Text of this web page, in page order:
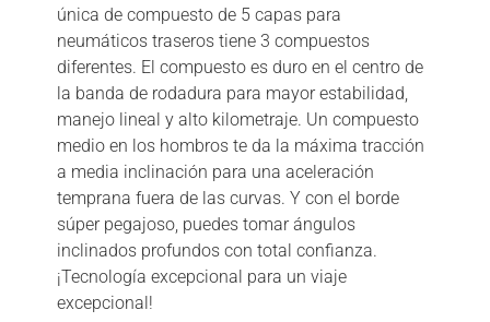
única de compuesto de 5 capas para
neumáticos traseros tiene 3 compuestos
diferentes. El compuesto es duro en el centro de
la banda de rodadura para mayor estabilidad,
manejo lineal y alto kilometraje. Un compuesto
medio en los hombros te da la máxima tracción
a media inclinación para una aceleración
temprana fuera de las curvas. Y con el borde
súper pegajoso, puedes tomar ángulos
inclinados profundos con total confianza.
¡Tecnología excepcional para un viaje
excepcional!